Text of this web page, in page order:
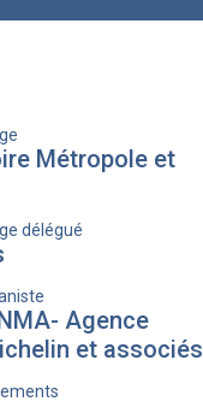
Métropole et
délégué
Agence
et associés